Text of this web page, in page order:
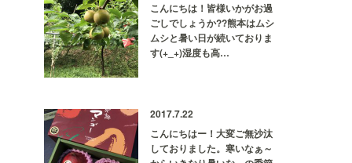
こんにちは！皆様いかがお過
ごしでしょうか??熊本はムシ
ムシと暑い日が続いておりま
す(+_+)湿度も高…
2017.7.22
こんにちはー！大変ご無沙汰
しておりました。寒いなぁ～